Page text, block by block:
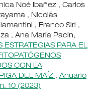
Noé Ibañez , Carlos
, Nicolás
, Franco Siri ,
, Ana María Pacín,
ESTRATEGIAS PARA EL
CON LA
DEL MAÍZ , Anuario
10 (2023)